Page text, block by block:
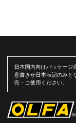
日本国内向けパッケージ
意書きが日本表記のみと
売・ご使用ください。